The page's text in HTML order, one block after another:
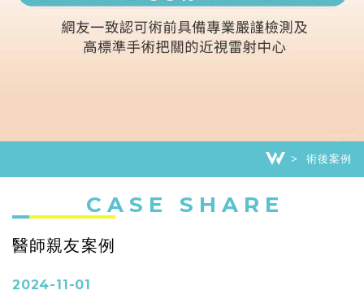
術後案例
CASE SHARE
醫師親友案例
2024-11-01